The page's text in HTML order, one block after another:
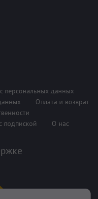
персональных данных
Оплата и возврат
подпиской О нас